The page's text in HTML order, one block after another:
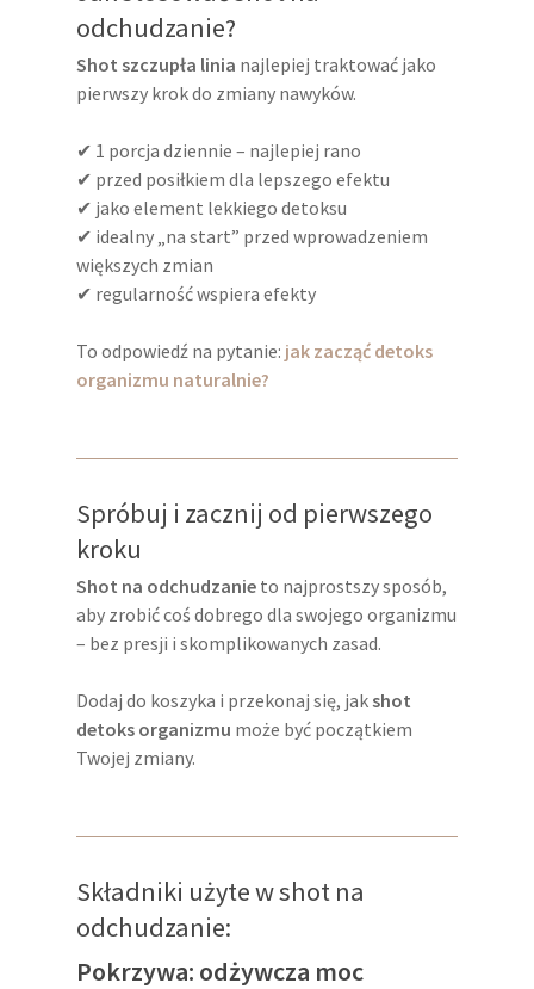
odchudzanie?
Shot szczupła linia najlepiej traktować jako
pierwszy krok do zmiany nawyków.
✔ 1 porcja dziennie – najlepiej rano
✔ przed posiłkiem dla lepszego efektu
✔ jako element lekkiego detoksu
✔ idealny „na start” przed wprowadzeniem
większych zmian
✔ regularność wspiera efekty
To odpowiedź na pytanie: jak zacząć detoks
organizmu naturalnie?
Spróbuj i zacznij od pierwszego
kroku
Shot na odchudzanie to najprostszy sposób,
aby zrobić coś dobrego dla swojego organizmu
– bez presji i skomplikowanych zasad.
Dodaj do koszyka i przekonaj się, jakshot
detoks organizmu może być początkiem
Twojej zmiany.
Składniki użyte w shot na
odchudzanie:
Pokrzywa: odżywcza moc